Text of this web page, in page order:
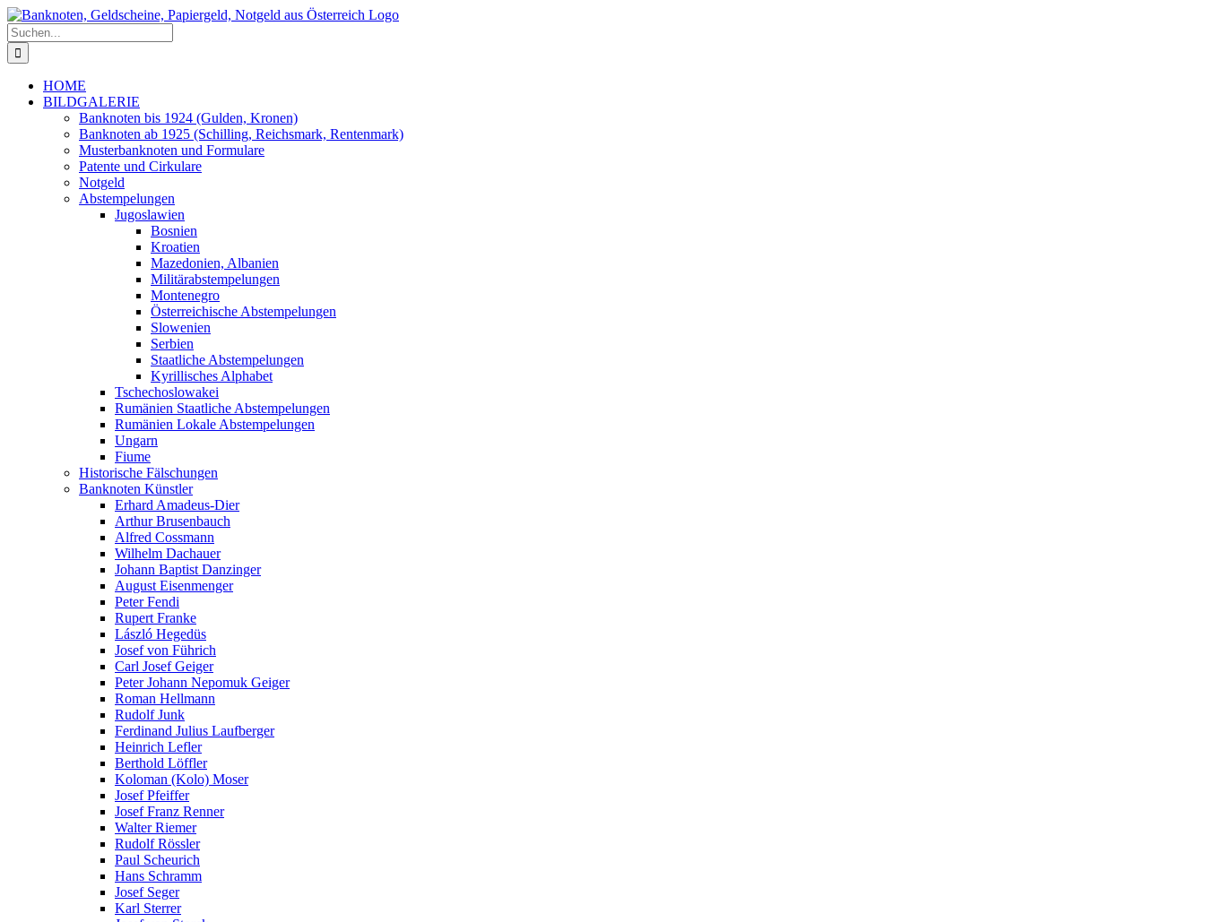
Zum
Inhalt
springen
Suche
nach:
HOME
BILDGALERIE
Banknoten bis 1924 (Gulden, Kronen)
Banknoten ab 1925 (Schilling, Reichsmark, Rentenmark)
Musterbanknoten und Formulare
Patente und Cirkulare
Notgeld
Abstempelungen
Jugoslawien
Bosnien
Kroatien
Mazedonien, Albanien
Militärabstempelungen
Montenegro
Österreichische Abstempelungen
Slowenien
Serbien
Staatliche Abstempelungen
Kyrillisches Alphabet
Tschechoslowakei
Rumänien Staatliche Abstempelungen
Rumänien Lokale Abstempelungen
Ungarn
Fiume
Historische Fälschungen
Banknoten Künstler
Erhard Amadeus-Dier
Arthur Brusenbauch
Alfred Cossmann
Wilhelm Dachauer
Johann Baptist Danzinger
August Eisenmenger
Peter Fendi
Rupert Franke
László Hegedüs
Josef von Führich
Carl Josef Geiger
Peter Johann Nepomuk Geiger
Roman Hellmann
Rudolf Junk
Ferdinand Julius Laufberger
Heinrich Lefler
Berthold Löffler
Koloman (Kolo) Moser
Josef Pfeiffer
Josef Franz Renner
Walter Riemer
Rudolf Rössler
Paul Scheurich
Hans Schramm
Josef Seger
Karl Sterrer